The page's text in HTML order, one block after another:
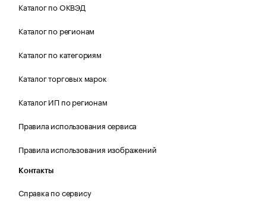
Каталог по ОКВЭД
Каталог по регионам
Каталог по категориям
Каталог торговых марок
Каталог ИП по регионам
Правила использования сервиса
Правила использования изображений
Контакты
Справка по сервису